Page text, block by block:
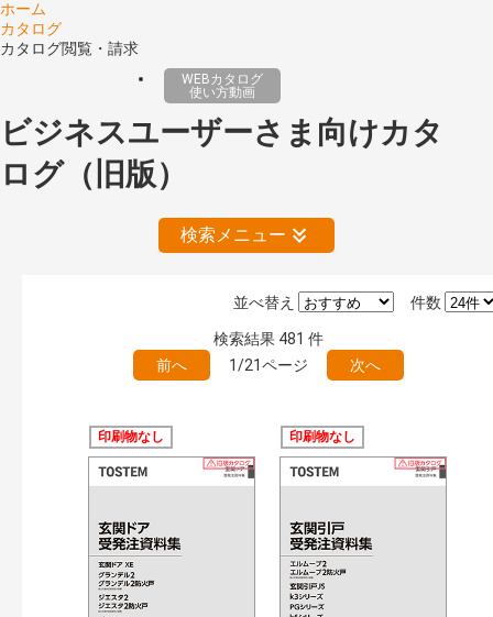
ホーム
カタログ
カタログ閲覧・請求
WEBカタログ
使い方動画
ビジネスユーザーさま向けカタ
ログ（旧版）
検索メニュー
絞り込みの解除
旧版（WEBカタログ）
キーワード検索（あいまい）
おすすめハッシュタグ
まずはここから（1）
施工イメージ・アイデア集（11）
リフォームおすすめ（5）
件数
並べ替え
検索結果 481 件
前へ
1/21ページ 次へ
印刷物なし 印刷物なし